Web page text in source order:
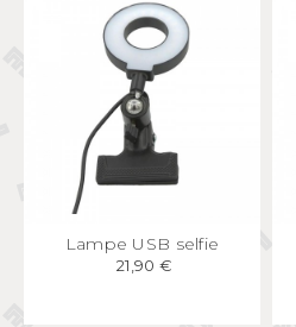
APERÇU RAPIDE
Lampe USB selfie
21,90 €